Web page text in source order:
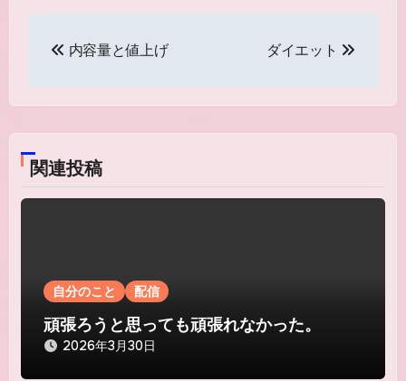
稿
ナ
ビ
ゲ
ョ
ン
内容量と値上げ ダイエット
関連投稿
自分のこと 配信
頑張ろうと思っても頑張れなかった。
2026年3月30日